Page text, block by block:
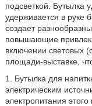
подсветкой. Бутылка
удерживается в руке
создает
повышающие
включении световых
площади-выставке,
1. Бутылка для
электрическим
электропитания